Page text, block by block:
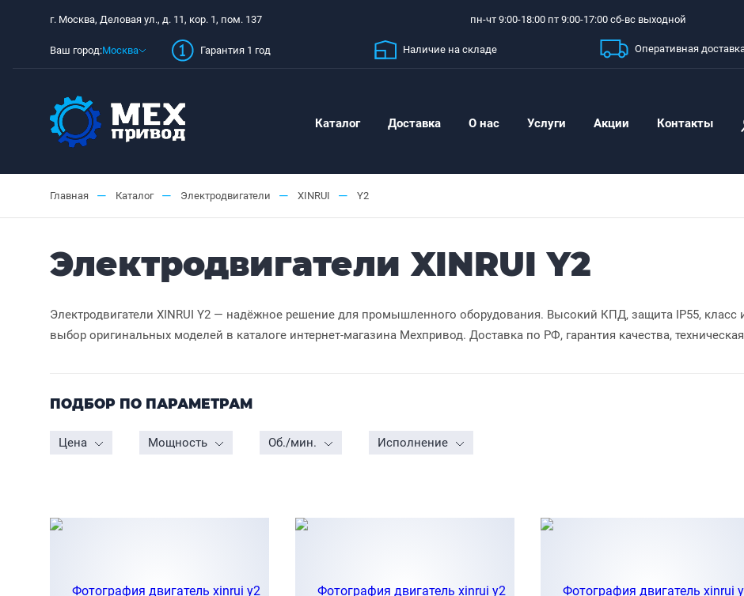
г. Москва, Деловая ул., д. 11, кор. 1, пом. 137 пн-чт 9:00-18:00 пт 9:00-17:00 сб-вс выходной
Ваш город:Москва Гарантия 1 год Наличие на складе Оперативная
Каталог Доставка О нас Услуги Акции Контакты
Главная — Каталог — Электродвигатели — XINRUI — Y2
Электродвигатели XINRUI Y2
Электродвигатели XINRUI Y2 — надёжное решение для промышленного оборудования. Высокий КПД, защита IP55, класс
выбор оригинальных моделей в каталоге интернет-магазина Мехпривод. Доставка по РФ, гарантия качества,
ПОДБОР ПО ПАРАМЕТРАМ
Цена Мощность Об./мин. Исполнение